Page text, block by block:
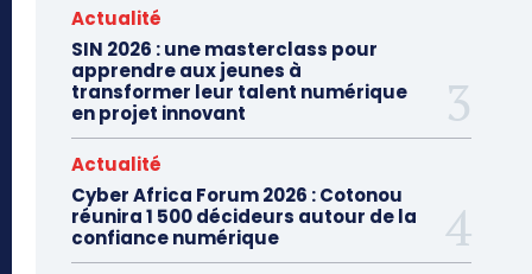
Actualité
SIN 2026 : une masterclass pour
apprendre aux jeunes à
transformer leur talent numérique
en projet innovant
Actualité
Cyber Africa Forum 2026 : Cotonou
réunira 1 500 décideurs autour de la
confiance numérique